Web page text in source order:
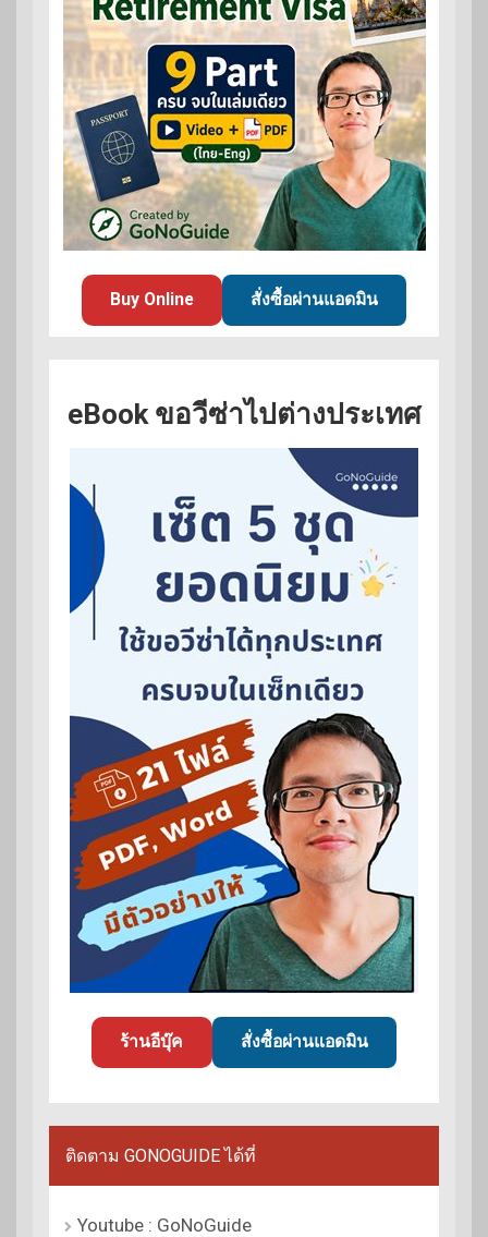
Buy Online สั่งซื้อผ่านแอดมิน
eBook ขอวีซ่าไปต่างประเทศ
ร้านอีบุ๊ค สั่งซื้อผ่านแอดมิน
ติดตาม GONOGUIDE ได้ที่
Youtube : GoNoGuide